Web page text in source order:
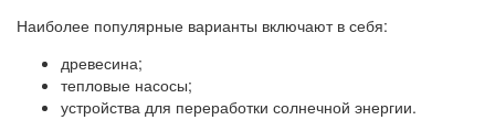
Наиболее популярные варианты включают в себя:
древесина;
тепловые насосы;
устройства для переработки солнечной энергии.